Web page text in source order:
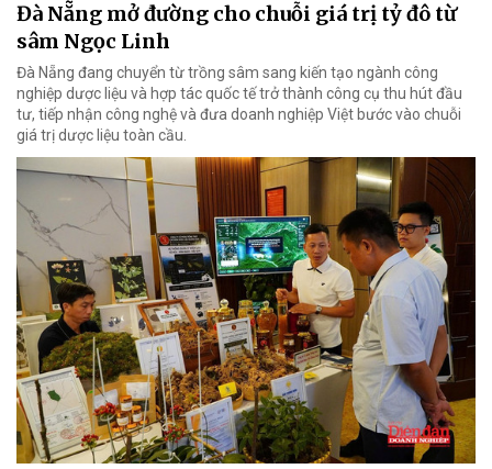
Đà Nẵng mở đường cho chuỗi giá trị tỷ đô từ
sâm Ngọc Linh
Đà Nẵng đang chuyển từ trồng sâm sang kiến tạo ngành công
nghiệp dược liệu và hợp tác quốc tế trở thành công cụ thu hút đầu
tư, tiếp nhận công nghệ và đưa doanh nghiệp Việt bước vào chuỗi
giá trị dược liệu toàn cầu.